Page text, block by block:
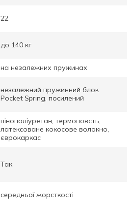
22
до 140 кг
на незалежних пружинах
незалежний пружинний блок
Pocket Spring, посилений
пінополіуретан, термоповсть,
латексоване кокосове волокно,
єврокаркас
Так
середньої жорсткості